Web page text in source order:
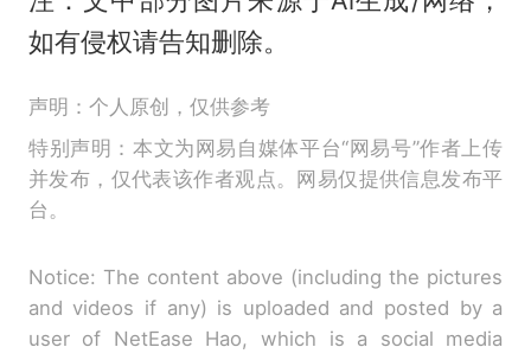
如有侵权请告知删除。
声明：个人原创，仅供参考
特别声明：本文为网易自媒体平台“网易号”作者上传
并发布，仅代表该作者观点。网易仅提供信息发布平
台。
Notice: The content above (including the pictures
and videos if any) is uploaded and posted by a
user of NetEase Hao, which is a social media